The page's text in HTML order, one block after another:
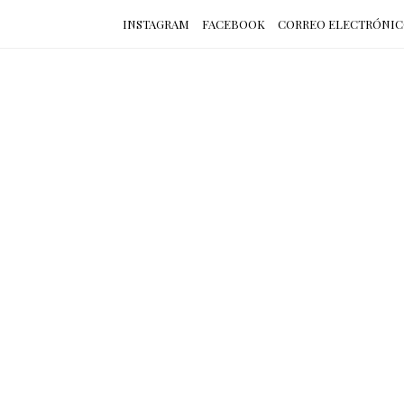
INSTAGRAM FACEBOOK CORREO